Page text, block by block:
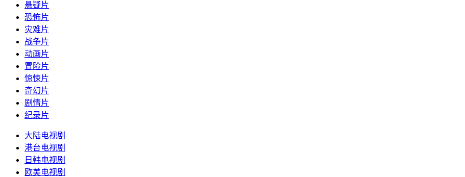
悬疑片
恐怖片
灾难片
战争片
动画片
冒险片
惊悚片
奇幻片
剧情片
纪录片
大陆电视剧
港台电视剧
日韩电视剧
欧美电视剧